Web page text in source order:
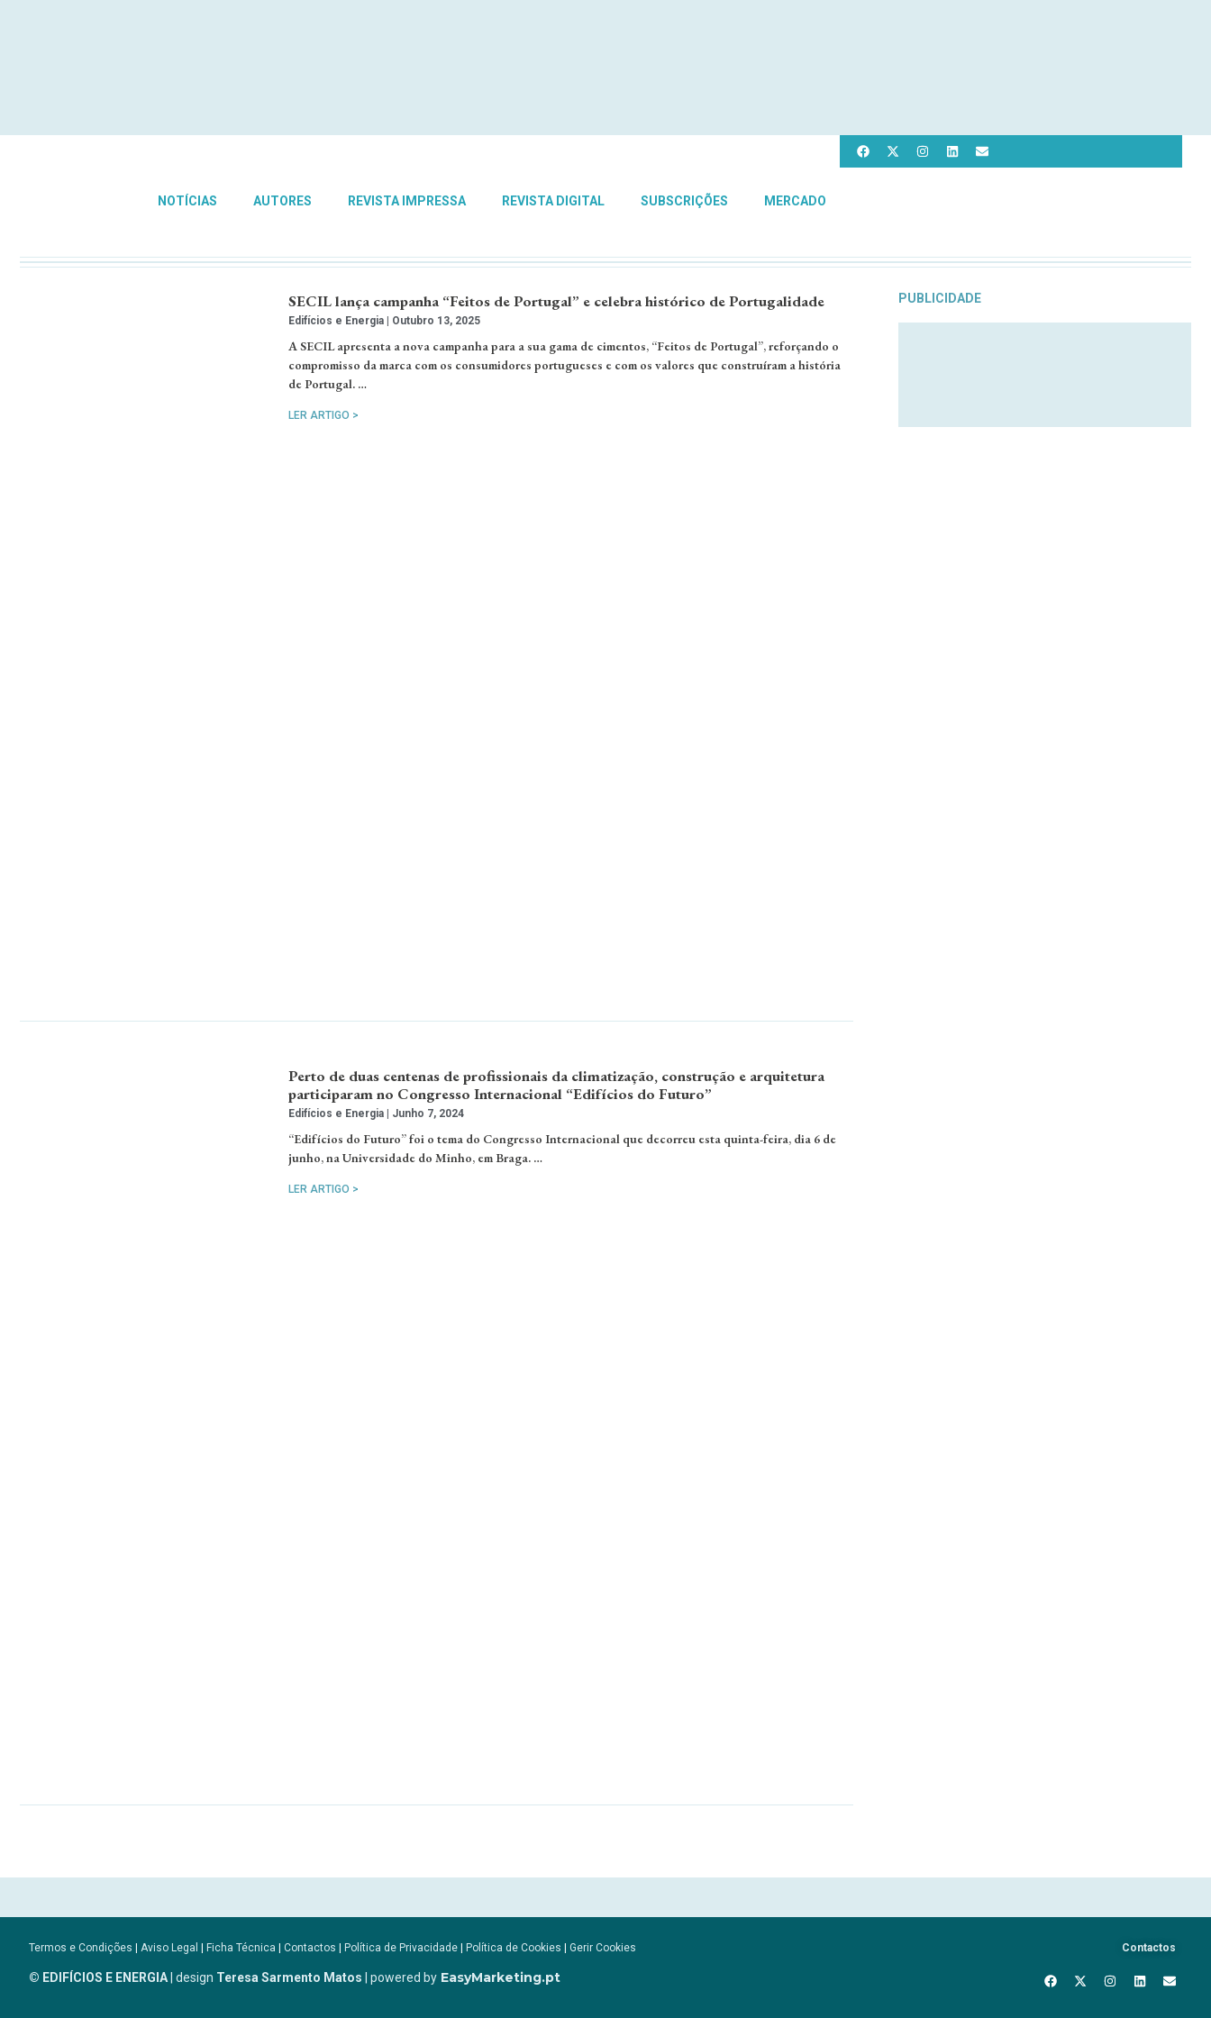
NOTÍCIAS AUTORES REVISTA IMPRESSA REVISTA DIGITAL SUBSCRIÇÕES MERCADO
SECIL lança campanha “Feitos de Portugal” e celebra histórico de Portugalidade
Edifícios e Energia Outubro 13, 2025
A SECIL apresenta a nova campanha para a sua gama de cimentos, “Feitos de Portugal”, reforçando o
compromisso da marca com os consumidores portugueses e com os valores que construíram a história
de Portugal. …
LER ARTIGO >
Perto de duas centenas de profissionais da climatização, construção e arquitetura
participaram no Congresso Internacional “Edifícios do Futuro”
Edifícios e Energia Junho 7, 2024
“Edifícios do Futuro” foi o tema do Congresso Internacional que decorreu esta quinta-feira, dia 6 de
junho, na Universidade do Minho, em Braga. …
LER ARTIGO >
PUBLICIDADE
Termos e Condições | Aviso Legal | Ficha Técnica | Contactos | Política de Privacidade | Política de Cookies | Gerir Cookies
© EDIFÍCIOS E ENERGIA | design Teresa Sarmento Matos | powered by EasyMarketing.pt
Contactos